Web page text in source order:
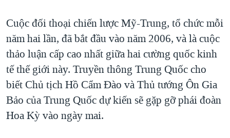
Cuộc đối thoại chiến lược Mỹ-Trung, tổ chức mỗi
năm hai lần, đã bắt đầu vào năm 2006, và là cuộc
thảo luận cấp cao nhất giữa hai cường quốc kinh
tế thế giới này. Truyền thông Trung Quốc cho
biết Chủ tịch Hồ Cẩm Đào và Thủ tướng Ôn Gia
Bảo của Trung Quốc dự kiến sẽ gặp gỡ phái đoàn
Hoa Kỳ vào ngày mai.